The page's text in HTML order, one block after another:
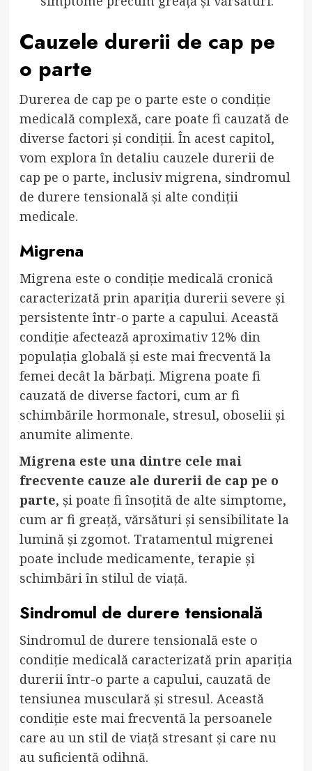
Cauzele durerii de cap pe
o parte
Durerea de cap pe o parte este o condiție
medicală complexă, care poate fi cauzată de
diverse factori și condiții. În acest capitol,
vom explora în detaliu cauzele durerii de
cap pe o parte, inclusiv migrena, sindromul
de durere tensională și alte condiții
medicale.
Migrena
Migrena este o condiție medicală cronică
caracterizată prin apariția durerii severe și
persistente într-o parte a capului. Această
condiție afectează aproximativ 12% din
populația globală și este mai frecventă la
femei decât la bărbați. Migrena poate fi
cauzată de diverse factori, cum ar fi
schimbările hormonale, stresul, oboselii și
anumite alimente.
Migrena este una dintre cele mai
frecvente cauze ale durerii de cap pe o
parte, și poate fi însoțită de alte simptome,
cum ar fi greață, vărsături și sensibilitate la
lumină și zgomot. Tratamentul migrenei
poate include medicamente, terapie și
schimbări în stilul de viață.
Sindromul de durere tensională
Sindromul de durere tensională este o
condiție medicală caracterizată prin apariția
durerii într-o parte a capului, cauzată de
tensiunea musculară și stresul. Această
condiție este mai frecventă la persoanele
care au un stil de viață stresant și care nu
au suficientă odihnă.